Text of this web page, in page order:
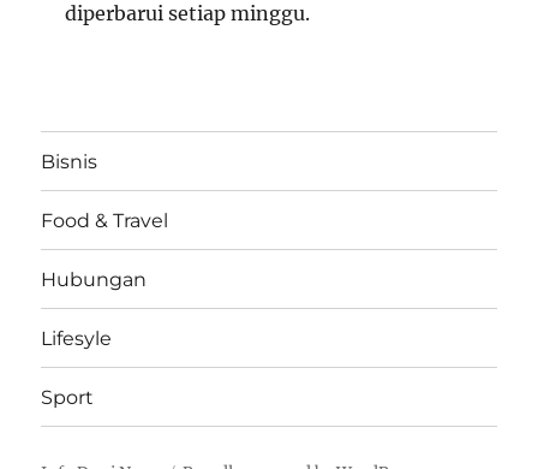
diperbarui setiap minggu.
Bisnis
Food & Travel
Hubungan
Lifesyle
Sport